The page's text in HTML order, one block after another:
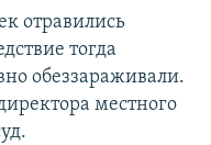
отравились
тогда
обеззараживали.
местного